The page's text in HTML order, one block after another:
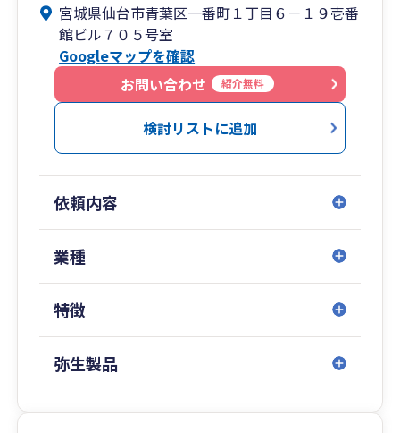
宮城県仙台市青葉区一番町１丁目６－１９壱番
館ビル７０５号室
Googleマップを確認
お問い合わせ
紹介無料
検討リストに追加
依頼内容
業種
特徴
弥生製品